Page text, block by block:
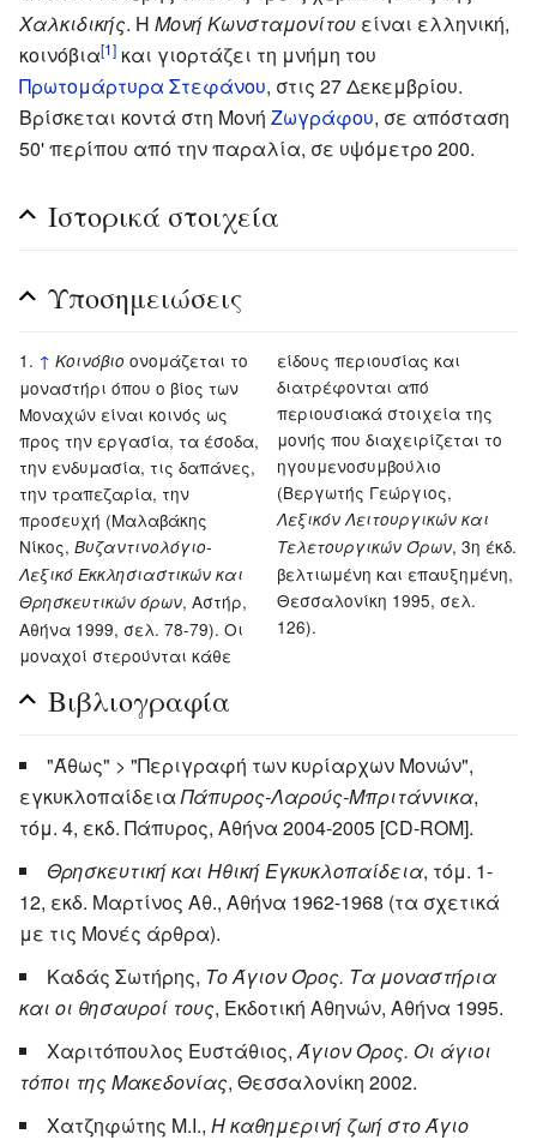
Χαλκιδικής. Η Μονή Κωνσταμονίτου είναι ελληνική,
κοινόβια[1] και γιορτάζει τη μνήμη του
Πρωτομάρτυρα Στεφάνου, στις 27 Δεκεμβρίου.
Βρίσκεται κοντά στη Μονή Ζωγράφου, σε απόσταση
50' περίπου από την παραλία, σε υψόμετρο 200.
Ιστορικά στοιχεία
Υποσημειώσεις
↑ Κοινόβιο ονομάζεται το
μοναστήρι όπου ο βίος των
Μοναχών είναι κοινός ως
προς την εργασία, τα έσοδα,
την ενδυμασία, τις δαπάνες,
την τραπεζαρία, την
προσευχή (Μαλαβάκης
Νίκος, Βυζαντινολόγιο-
Λεξικό Εκκλησιαστικών και
Θρησκευτικών όρων, Αστήρ,
Αθήνα 1999, σελ. 78-79). Οι
μοναχοί στερούνται κάθε
είδους περιουσίας και
διατρέφονται από
περιουσιακά στοιχεία της
μονής που διαχειρίζεται το
ηγουμενοσυμβούλιο
(Βεργωτής Γεώργιος,
Λεξικόν Λειτουργικών και
Τελετουργικών Όρων, 3η έκδ.
βελτιωμένη και επαυξημένη,
Θεσσαλονίκη 1995, σελ.
126).
Βιβλιογραφία
"Άθως" > "Περιγραφή των κυρίαρχων Μονών",
εγκυκλοπαίδεια Πάπυρος-Λαρούς-Μπριτάννικα,
τόμ. 4, εκδ. Πάπυρος, Αθήνα 2004-2005 [CD-ROM].
Θρησκευτική και Ηθική Εγκυκλοπαίδεια, τόμ. 1-
12, εκδ. Μαρτίνος Αθ., Αθήνα 1962-1968 (τα σχετικά
με τις Μονές άρθρα).
Καδάς Σωτήρης, Το Άγιον Όρος. Τα μοναστήρια
και οι θησαυροί τους, Εκδοτική Αθηνών, Αθήνα 1995.
Χαριτόπουλος Ευστάθιος, Άγιον Όρος. Οι άγιοι
τόποι της Μακεδονίας, Θεσσαλονίκη 2002.
Χατζηφώτης Μ.Ι., Η καθημερινή ζωή στο Άγιο